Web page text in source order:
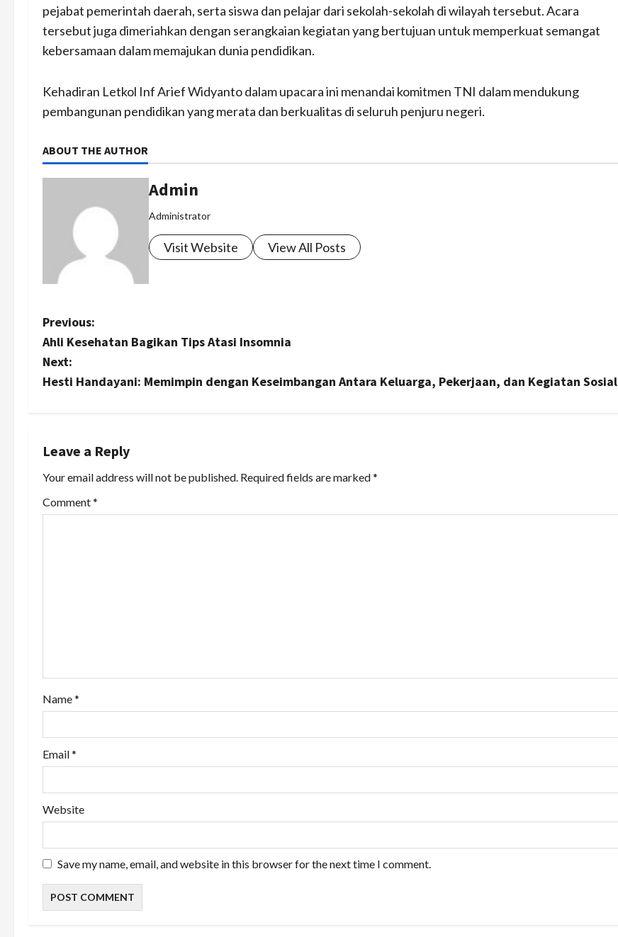
pejabat pemerintah daerah, serta siswa dan pelajar dari sekolah-sekolah di wilayah tersebut. Acara
tersebut juga dimeriahkan dengan serangkaian kegiatan yang bertujuan untuk memperkuat semangat
kebersamaan dalam memajukan dunia pendidikan.
Kehadiran Letkol Inf Arief Widyanto dalam upacara ini menandai komitmen TNI dalam mendukung
pembangunan pendidikan yang merata dan berkualitas di seluruh penjuru negeri.
ABOUT THE AUTHOR
Admin
Administrator
Visit Website View All Posts
P
o
s
n
a
v
o
n
Previous:
Ahli Kesehatan Bagikan Tips Atasi Insomnia
Next:
Hesti Handayani: Memimpin dengan Keseimbangan Antara Keluarga, Pekerjaan, dan Kegiatan Sosial
Leave a Reply
Your email address will not be published. Required fields are marked*
Comment*
Name*
Email*
Website
Save my name, email, and website in this browser for the next time I comment.